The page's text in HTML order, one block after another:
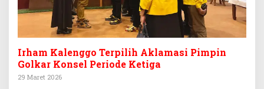
Irham Kalenggo Terpilih Aklamasi Pimpin
Golkar Konsel Periode Ketiga
29 Maret 2026